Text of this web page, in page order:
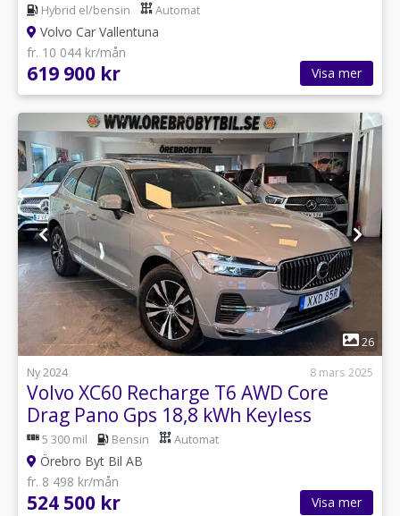
Hybrid el/bensin Automat
Volvo Car Vallentuna
fr. 10 044 kr/mån
619 900 kr Visa mer
1
26
Ny 2024
8 mars 2025
Volvo XC60 Recharge T6 AWD Core
Drag Pano Gps 18,8 kWh Keyless
5 300 mil Bensin Automat
Örebro Byt Bil AB
fr. 8 498 kr/mån
524 500 kr Visa mer